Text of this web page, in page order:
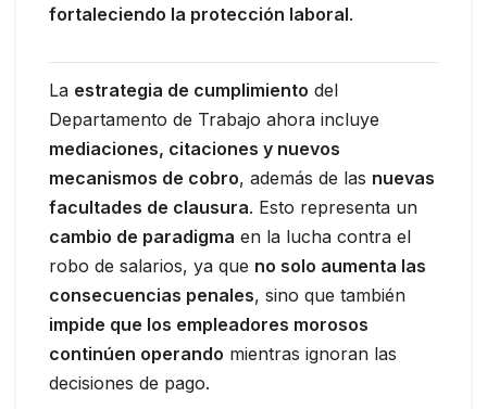
fortaleciendo la protección laboral.
La estrategia de cumplimiento del
Departamento de Trabajo ahora incluye
mediaciones, citaciones y nuevos
mecanismos de cobro, además de las nuevas
facultades de clausura. Esto representa un
cambio de paradigma en la lucha contra el
robo de salarios, ya que no solo aumenta las
consecuencias penales, sino que también
impide que los empleadores morosos
continúen operando mientras ignoran las
decisiones de pago.